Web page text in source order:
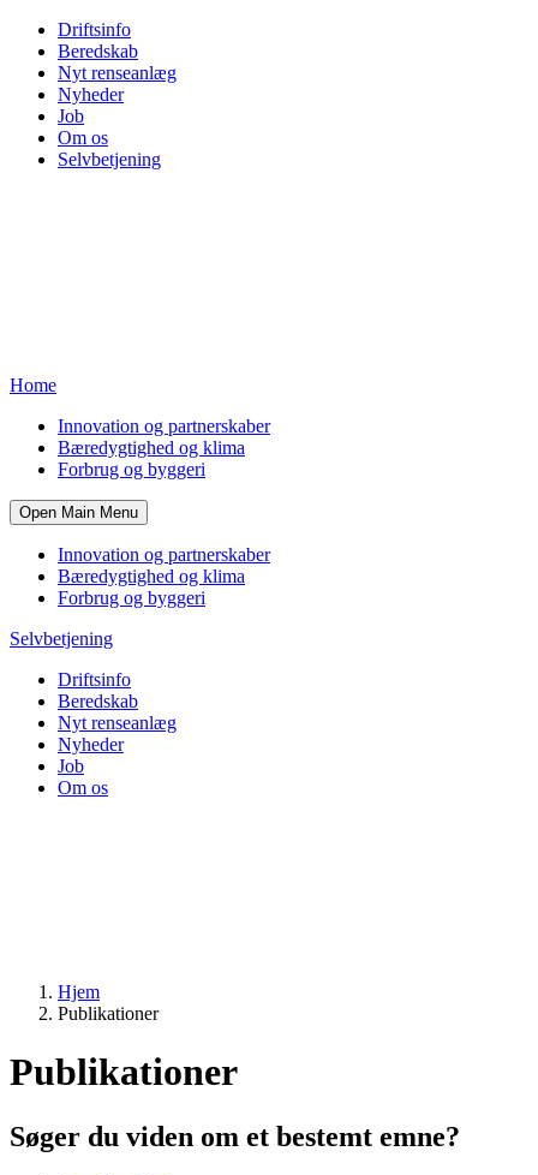
Driftsinfo
Beredskab
Nyt renseanlæg
Nyheder
Job
Om os
Selvbetjening
Home
Innovation og partnerskaber
Bæredygtighed og klima
Forbrug og byggeri
Open Main Menu
Innovation og partnerskaber
Bæredygtighed og klima
Forbrug og byggeri
Selvbetjening
Driftsinfo
Beredskab
Nyt renseanlæg
Nyheder
Job
Om os
Hjem
Publikationer
Publikationer
Søger du viden om et bestemt emne?